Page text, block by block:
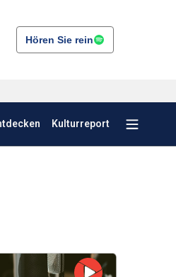
Hören Sie rein
Kulturreport